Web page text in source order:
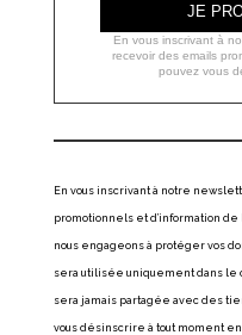
JE
En vous inscrivant à
recevoir des emails
pouvez vous
En vous inscrivant à notre
promotionnels et d’information
nous engageons à protéger vos
sera utilisée uniquement dans le
sera jamais partagée avec des
vous désinscrire à tout moment